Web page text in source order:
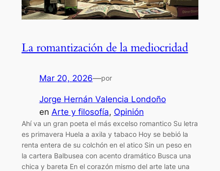
La romantización de la mediocridad
Mar 20, 2026—por
Jorge Hernán Valencia Londoño
en Arte y filosofía, Opinión
Ahí va un gran poeta el más excelso romantico Su letra
es primavera Huela a axila y tabaco Hoy se bebió la
renta entera de su colchón en el atico Sin un peso en
la cartera Balbusea con acento dramático Busca una
chica y bareta En el corazón mismo del arte late una